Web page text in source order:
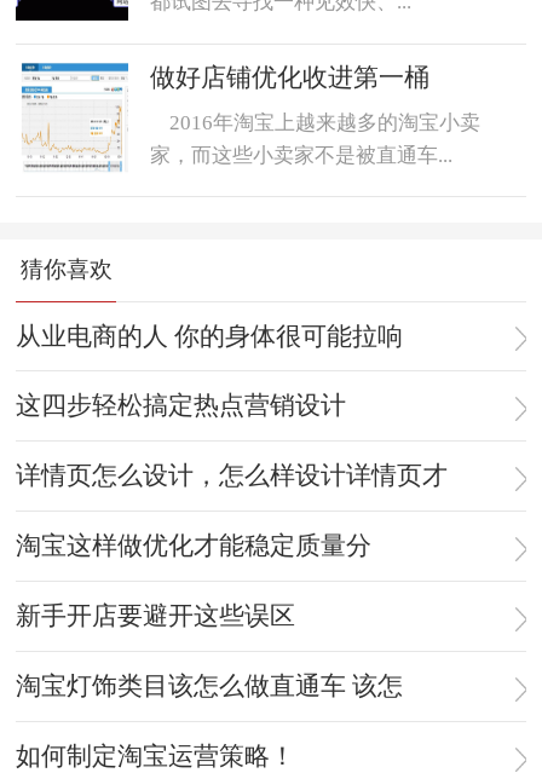
做好店铺优化收进第一桶
2016年淘宝上越来越多的淘宝小卖
家，而这些小卖家不是被直通车...
猜你喜欢
从业电商的人 你的身体很可能拉响
这四步轻松搞定热点营销设计
详情页怎么设计，怎么样设计详情页才
淘宝这样做优化才能稳定质量分
新手开店要避开这些误区
淘宝灯饰类目该怎么做直通车 该怎
如何制定淘宝运营策略！